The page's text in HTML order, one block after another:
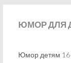
ЮМОРДЛЯ
Юмор детям